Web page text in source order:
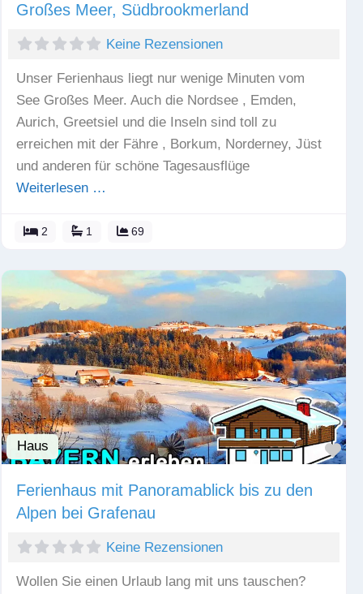
Großes Meer, Südbrookmerland
Keine Rezensionen
Unser Ferienhaus liegt nur wenige Minuten vom
See Großes Meer. Auch die Nordsee , Emden,
Aurich, Greetsiel und die Inseln sind toll zu
erreichen mit der Fähre , Borkum, Norderney, Jüst
und anderen für schöne Tagesausflüge
Weiterlesen …
2 1 69
Haus
Ferienhaus mit Panoramablick bis zu den
Alpen bei Grafenau
Keine Rezensionen
Wollen Sie einen Urlaub lang mit uns tauschen?